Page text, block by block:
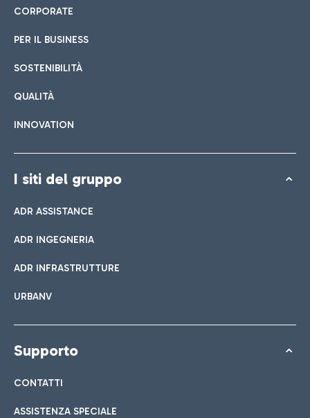
CORPORATE
PER IL BUSINESS
SOSTENIBILITÀ
QUALITÀ
INNOVATION
I siti del gruppo
ADR ASSISTANCE
ADR INGEGNERIA
ADR INFRASTRUTTURE
URBANV
Supporto
CONTATTI
ASSISTENZA SPECIALE